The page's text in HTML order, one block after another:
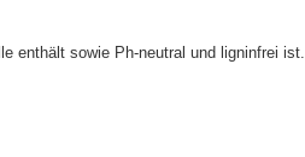
enthält sowie Ph-neutral und ligninfrei ist.